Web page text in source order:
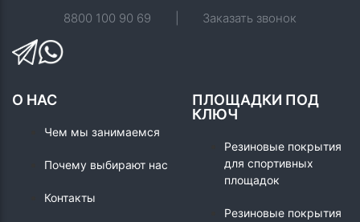
8800 100 90 69 Заказать звонок
О НАС
Чем мы занимаемся
Почему выбирают нас
Контакты
ПЛОЩАДКИ ПОД
КЛЮЧ
Резиновые покрытия
для спортивных
площадок
Резиновые покрытия